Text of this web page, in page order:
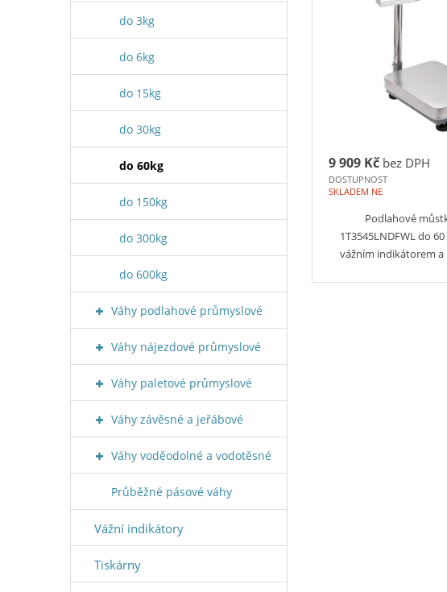
9 909 Kč bez DPH
DOSTUPNOST
SKLADEM NE
Podlahové
1T3545LNDFWL do
vážním indikátorem
do 3kg
do 6kg
do 15kg
do 30kg
do 60kg
do 150kg
do 300kg
do 600kg
Váhy podlahové průmyslové
Váhy nájezdové průmyslové
Váhy paletové průmyslové
Váhy závěsné a jeřábové
Váhy voděodolné a vodotěsné
Průběžné pásové váhy
Vážní indikátory
Tiskárny